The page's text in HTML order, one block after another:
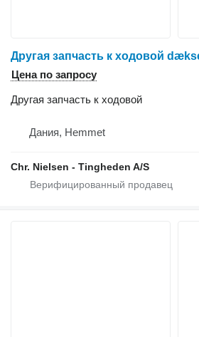
Цена по запросу
Другая запчасть к ходовой
Дания, Hemmet
Chr. Nielsen - Tingheden A/S